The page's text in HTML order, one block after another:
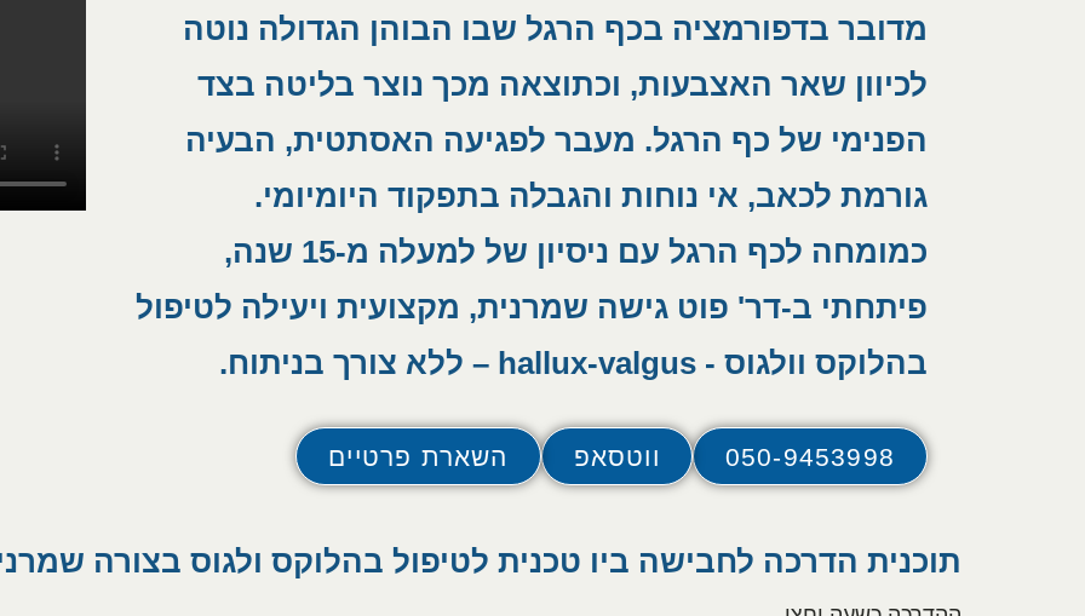
מדובר בדפורמציה בכף הרגל שבו הבוהן הגדולה נוטה
לכיוון שאר האצבעות, וכתוצאה מכך נוצר בליטה בצד
הפנימי של כף הרגל. מעבר לפגיעה האסתטית, הבעיה
גורמת לכאב, אי נוחות והגבלה בתפקוד היומיומי.
כמומחה לכף הרגל עם ניסיון של למעלה מ-15 שנה,
פיתחתי ב-דר' פוט גישה שמרנית, מקצועית ויעילה לטיפול
בהלוקס וולגוס - hallux-valgus – ללא צורך בניתוח.
050-9453998 ווטסאפ השארת פרטיים
תוכנית הדרכה לחבישה ביו טכנית לטיפול בהלוקס ולגוס בצורה